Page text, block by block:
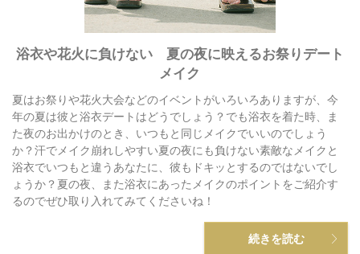
浴衣や花火に負けない 夏の夜に映えるお祭りデート
メイク
夏はお祭りや花火大会などのイベントがいろいろありますが、今
年の夏は彼と浴衣デートはどうでしょう？でも浴衣を着た時、ま
た夜のお出かけのとき、いつもと同じメイクでいいのでしょう
か？汗でメイク崩れしやすい夏の夜にも負けない素敵なメイクと
浴衣でいつもと違うあなたに、彼もドキッとするのではないでし
ょうか？夏の夜、また浴衣にあったメイクのポイントをご紹介す
るのでぜひ取り入れてみてくださいね！
続きを読む